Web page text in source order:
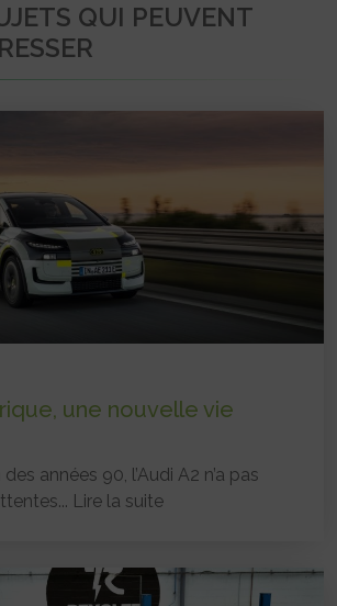
QUI PEUVENT
une nouvelle vie
années 90, l’Audi A2 n’a pas
Lire la suite